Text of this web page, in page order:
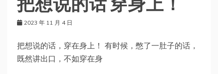
2023 年 11 月 4 日
把想说的话，穿在身上！ 有时候，憋了一肚子的话，
既然讲出口，不如穿在身